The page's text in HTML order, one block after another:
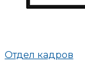
Отдел кадров